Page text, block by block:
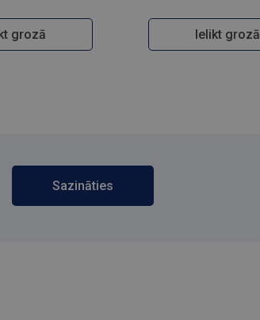
grozā Ielikt grozā
Sazināties